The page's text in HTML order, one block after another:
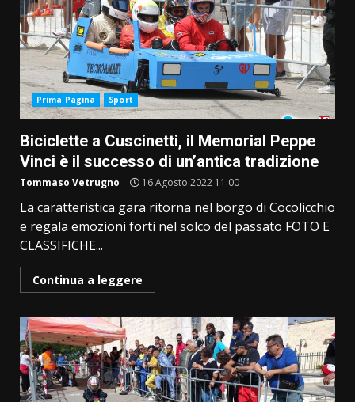
Prima Pagina Sport
Biciclette a Cuscinetti, il Memorial Peppe
Vinci è il successo di un’antica tradizione
Tommaso Vetrugno 16 Agosto 2022 11:00
La caratteristica gara ritorna nel borgo di Cocolicchio
e regala emozioni forti nel solco del passato FOTO E
CLASSIFICHE...
Continua a leggere